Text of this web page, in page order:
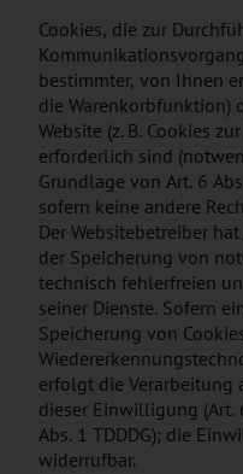
Cookies, die zur
bestimmter, von Ihnen
die Warenkorbfunktion)
Website (z. B. Cookies
erforderlich sind
Grundlage von Art. 6
sofern keine andere
Der Websitebetreiber
der Speicherung von
technisch fehlerfreien
seiner Dienste. Sofern
Speicherung von
erfolgt die Verarbeitung
dieser Einwilligung (Art.
Abs. 1 TDDDG); die
widerrufbar.